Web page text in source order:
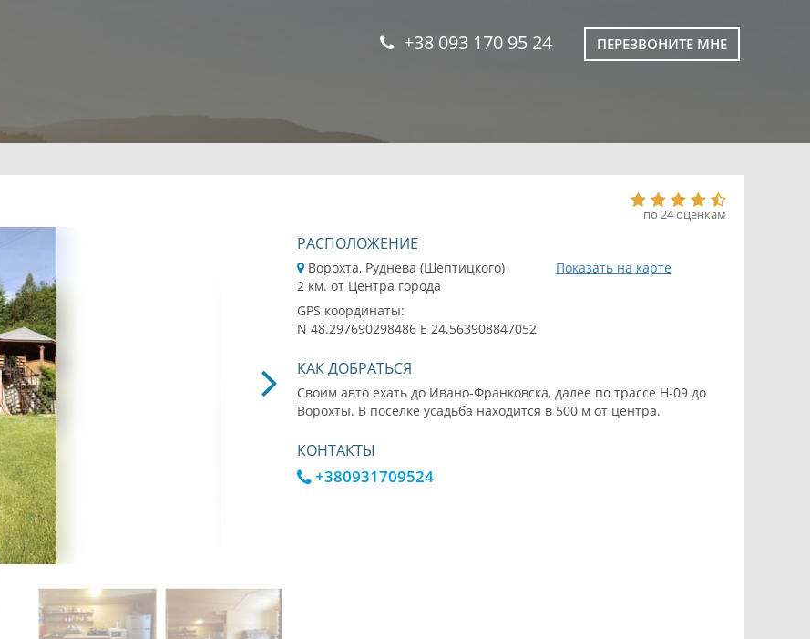
+38 093 170 95 24 ПЕРЕЗВОНИТЕ МНЕ
по 24 оценкам
РАСПОЛОЖЕНИЕ
Ворохта, Руднева (Шептицкого)
Показать на карте
2 км. от Центра города
GPS координаты:
N 48.297690298486 E 24.563908847052
КАК ДОБРАТЬСЯ
Своим авто ехать до Ивано-Франковска, далее по трассе Н-09 до
Ворохты. В поселке усадьба находится в 500 м от центра.
КОНТАКТЫ
+380931709524